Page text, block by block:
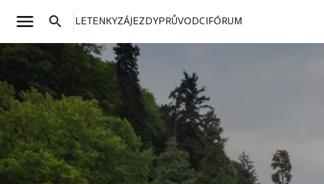
LETENKYZÁJEZDYPRŮVODCIFÓRUM